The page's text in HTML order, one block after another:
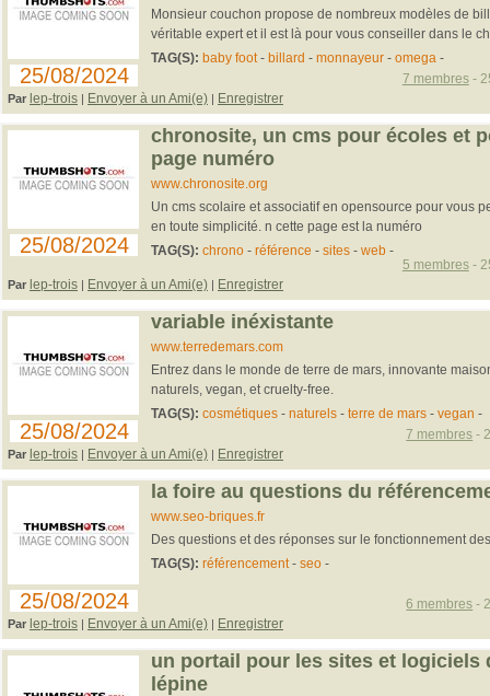
25/08/2024
Monsieur couchon propose de nombreux modèles de
véritable expert et il est là pour vous conseiller dans le
TAG(S): baby foot- billard - monnayeur- omega -
Par lep-trois | Envoyer à un Ami(e) | Enregistrer
7 membres-
25/08/2024
chronosite, un cms pour écoles et
page numéro
www.chronosite.org
Un cms scolaire et associatif en opensource pour vous
en toute simplicité. n cette page est la numéro
TAG(S): chrono- référence - sites- web -
Par lep-trois | Envoyer à un Ami(e) | Enregistrer
5 membres-
25/08/2024
variable inéxistante
www.terredemars.com
Entrez dans le monde de terre de mars, innovante
naturels, vegan, et cruelty-free.
TAG(S): cosmétiques- naturels- terre de mars- vegan -
Par lep-trois | Envoyer à un Ami(e) | Enregistrer
7 membres -
25/08/2024
la foire au questions du
www.seo-briques.fr
Des questions et des réponses sur le fonctionnement
TAG(S): référencement- seo -
Par lep-trois | Envoyer à un Ami(e) | Enregistrer
6 membres -
un portail pour les sites et logiciels
lépine